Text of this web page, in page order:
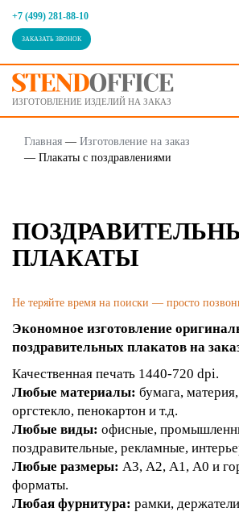
+7 (499) 281-88-10
ЗАКАЗАТЬ ЗВОНОК
ИЗГОТОВЛЕНИЕ ИЗДЕЛИЙ НА ЗАКАЗ
Главная — Изготовление на заказ
— Плакаты с поздравлениями
ПЛАКАТЫ
Не теряйте время на поиски — просто
Экономное изготовление
поздравительных плакатов на
Качественная печать 1440-720 dpi.
Любые материалы: бумага,
оргстекло, пенокартон и т.д.
Любые виды: офисные,
поздравительные, рекламные,
Любые размеры: А3, А2, А1, А0 и
форматы.
Любая фурнитура: рамки,